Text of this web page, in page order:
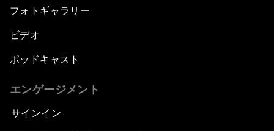
フォトギャラリー
ビデオ
ポッドキャスト
エンゲージメント
サインイン